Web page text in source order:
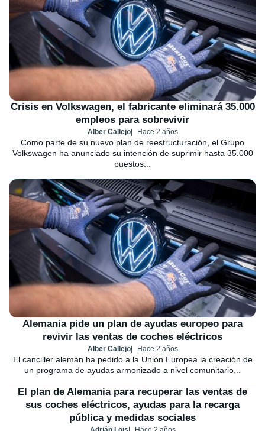
Crisis en Volkswagen, el fabricante eliminará 35.000
empleos para sobrevivir
Alber Callejo Hace 2 años
Como parte de su nuevo plan de reestructuración, el Grupo
Volkswagen ha anunciado su intención de suprimir hasta 35.000
puestos...
Alemania pide un plan de ayudas europeo para
revivir las ventas de coches eléctricos
Alber Callejo Hace 2 años
El canciller alemán ha pedido a la Unión Europea la creación de
un programa de ayudas armonizado a nivel comunitario...
El plan de Alemania para recuperar las ventas de
sus coches eléctricos, ayudas para la recarga
pública y medidas sociales